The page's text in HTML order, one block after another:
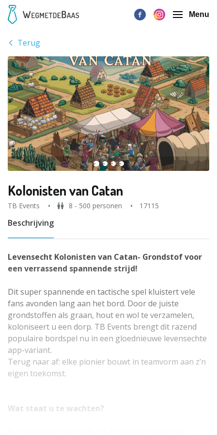
Menu
Terug
Kolonisten van Catan
TB Events 8 - 500 personen 17115
Beschrijving
Levensecht Kolonisten van Catan- Grondstof voor
een verrassend spannende strijd!
Dit super spannende en tactische spel kluistert vele
fans avonden lang aan het bord. Door de juiste
grondstoffen als graan, hout en wol te verzamelen,
koloniseert u een dorp. TB Events brengt dit razend
populaire bordspel nu in een gloednieuwe levensechte
app-variant.
Terug naar af: elke pionier bouwt in teamvorm aan z’n
eigen toekomst.
Wat staat u te wachten?